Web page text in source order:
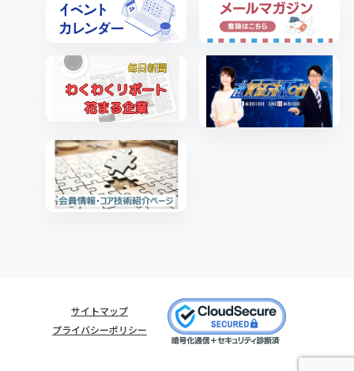
サイトマップ
プライバシーポリシー